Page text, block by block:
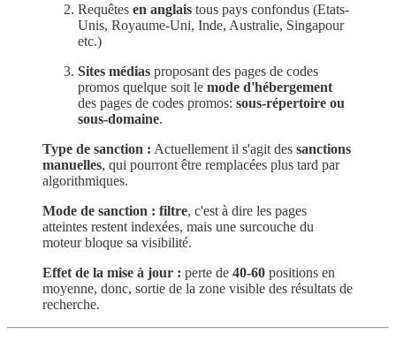
Requêtes en anglais tous pays confondus (Etats-
Unis, Royaume-Uni, Inde, Australie, Singapour
etc.)
Sites médias proposant des pages de codes
promos quelque soit le mode d'hébergement
des pages de codes promos: sous-répertoire ou
sous-domaine.
Type de sanction : Actuellement il s'agit des sanctions
manuelles, qui pourront être remplacées plus tard par
algorithmiques.
Mode de sanction : filtre, c'est à dire les pages
atteintes restent indexées, mais une surcouche du
moteur bloque sa visibilité.
Effet de la mise à jour : perte de 40-60 positions en
moyenne, donc, sortie de la zone visible des résultats de
recherche.